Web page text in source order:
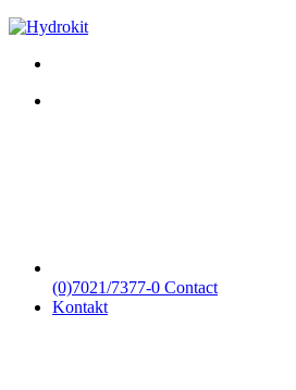
(0)7021/7377-0 Contact
Kontakt